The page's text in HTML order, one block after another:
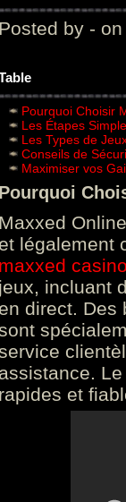
Posted by - on
Pourquoi Choisir
Les Étapes
Les Types de
Conseils de
Maximiser vos
Pourquoi
Maxxed
et légalement
maxxed
jeux, incluant
en direct. Des
assistance.
rapides et